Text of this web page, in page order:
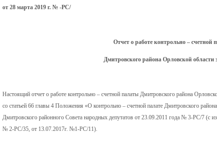
от 28 марта 2019 г. № -РС/
Отчет о работе контрольно – счетной
Дмитровского района Орловской области
Настоящий отчет о работе контрольно – счетной палаты Дмитровского района
со статьей 66 главы 4 Положения «О контрольно – счетной палате Дмитровского
Дмитровского районного Совета народных депутатов от 23.09.2011 года № 3-РС/7 (c
№ 2-РС/35, от 13.07.2017г. №1-РС/11).